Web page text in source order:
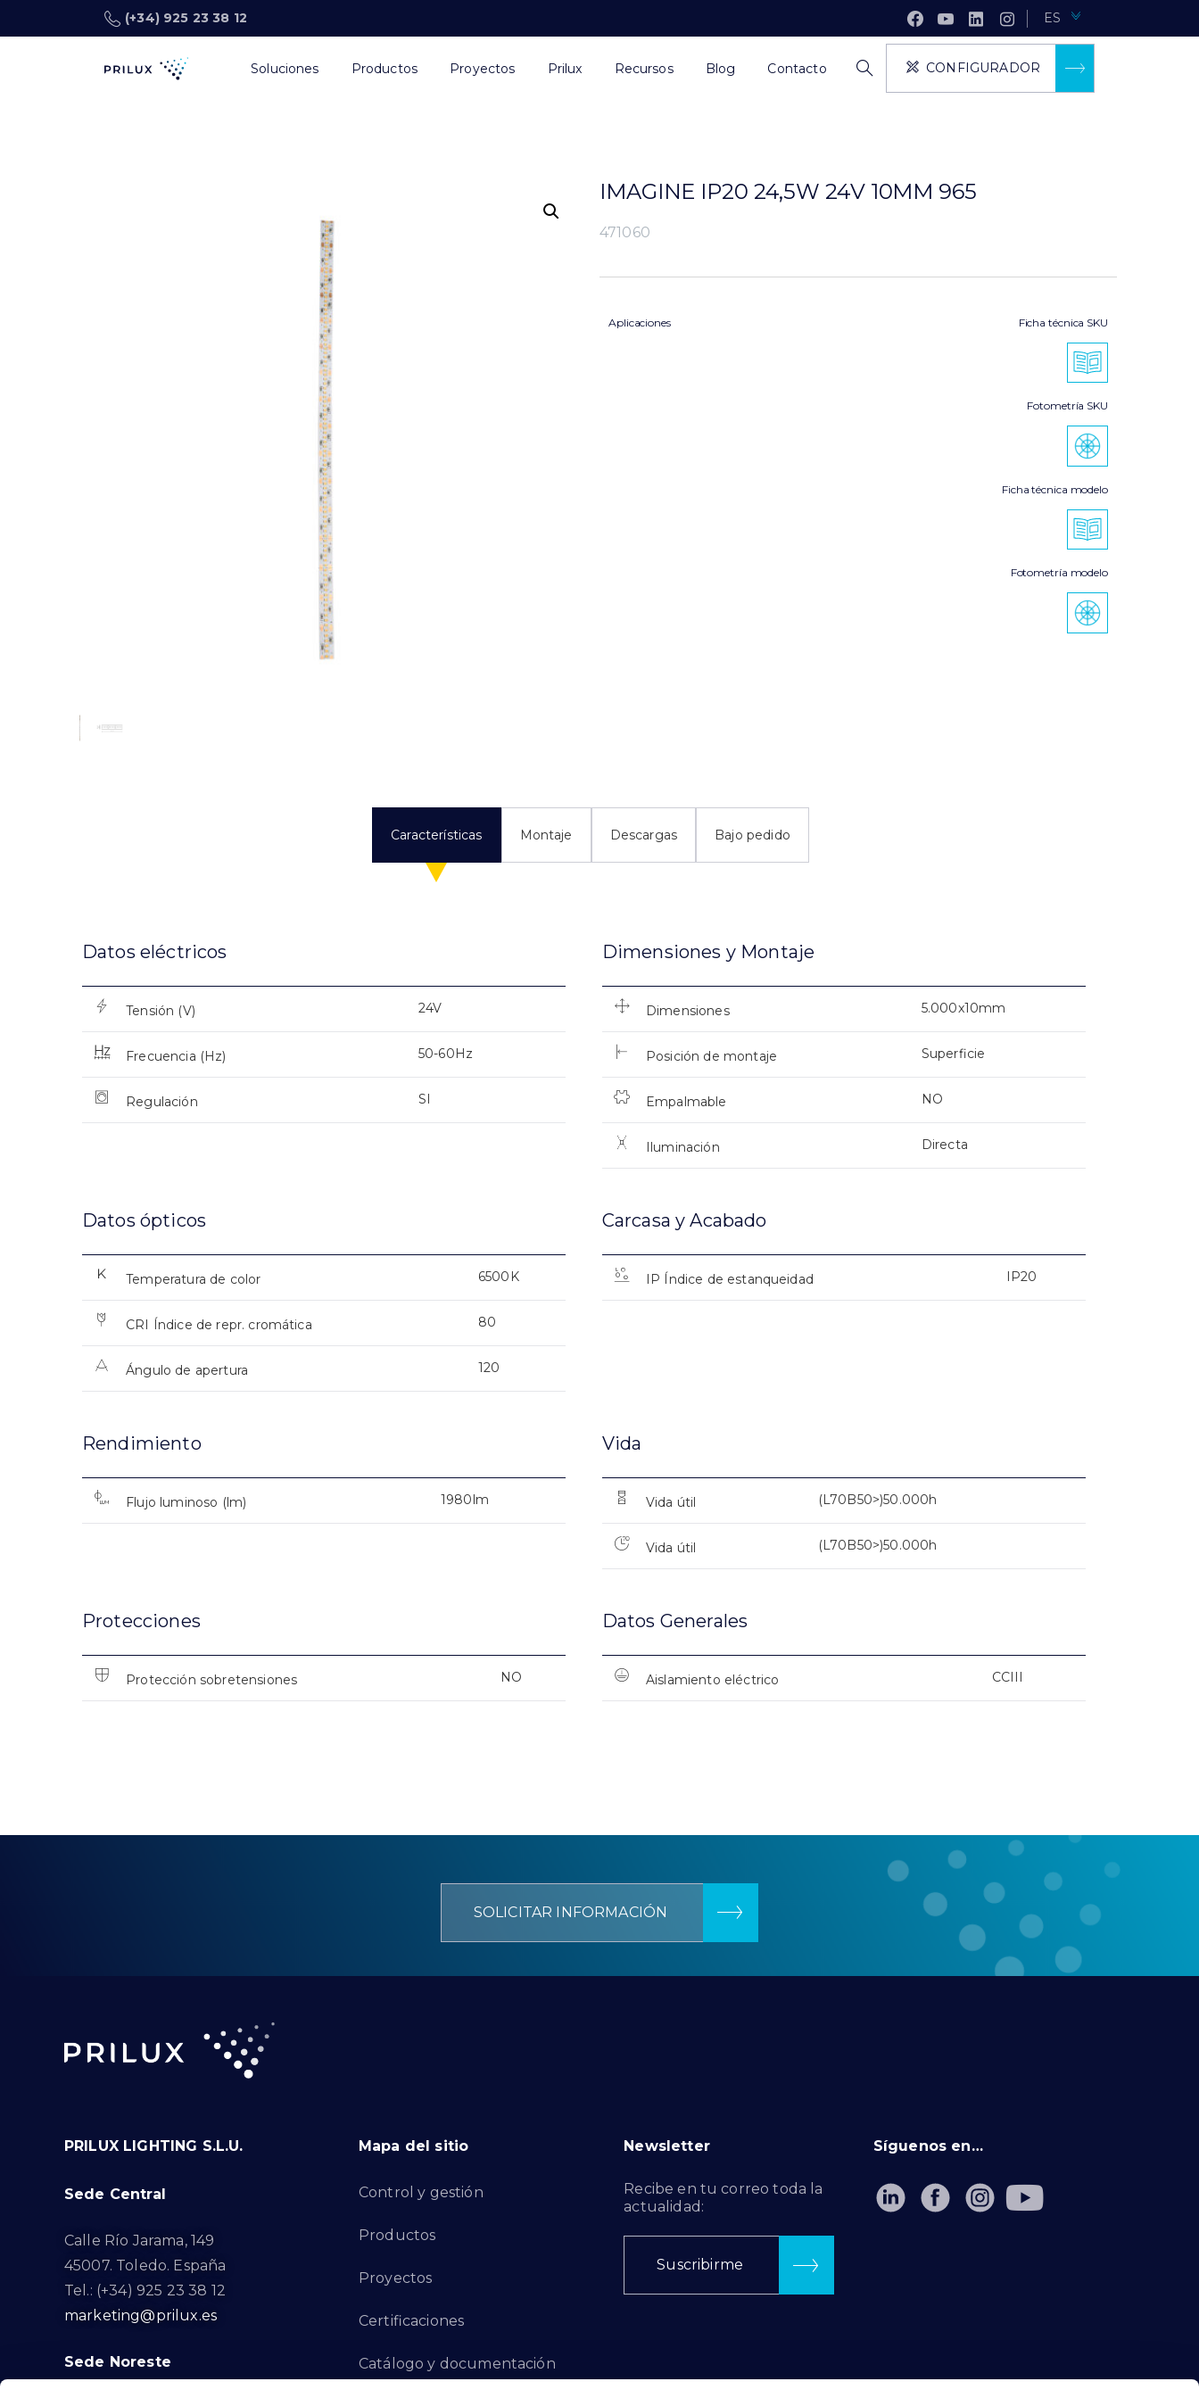
(+34) 925 23 38 12 ES
Soluciones Productos Proyectos Prilux Recursos Blog Contacto CONFIGURADOR
IMAGINE IP20 24,5W 24V 10MM 965
471060
Aplicaciones Ficha técnica SKU
Fotometría SKU
Ficha técnica modelo
Fotometría modelo
Características Montaje Descargas Bajo pedido
Datos eléctricos
Tensión (V) 24V
Frecuencia (Hz) 50-60Hz
Regulación SI
Dimensiones y Montaje
Dimensiones 5.000x10mm
Posición de montaje Superficie
Empalmable NO
Iluminación Directa
Datos ópticos
Temperatura de color 6500K
CRI Índice de repr. cromática 80
Ángulo de apertura 120
Carcasa y Acabado
IP Índice de estanqueidad IP20
Rendimiento
Flujo luminoso (lm) 1980lm
Vida
Vida útil (L70B50>)50.000h
Vida útil (L70B50>)50.000h
Protecciones
Protección sobretensiones NO
Datos Generales
Aislamiento eléctrico CCIII
SOLICITAR INFORMACIÓN
PRILUX LIGHTING S.L.U.
Sede Central
Calle Río Jarama, 149
45007. Toledo. España
Tel.: (+34) 925 23 38 12
marketing@prilux.es
Sede Noreste
Mapa del sitio
Control y gestión
Productos
Proyectos
Certificaciones
Catálogo y documentación
Newsletter
Recibe en tu correo toda la
actualidad:
Suscribirme
Síguenos en…